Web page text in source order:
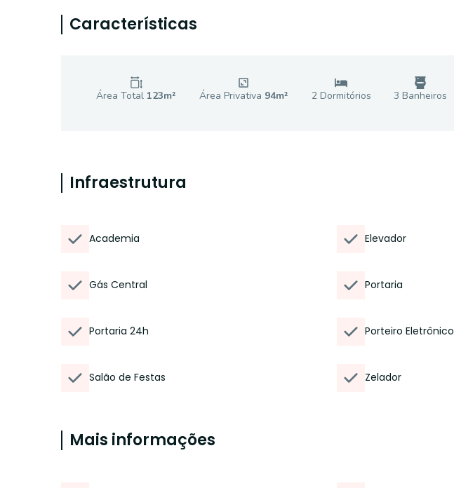
Características
Área Total 123m² Área Privativa 94m² 2Dormitórios 3 Banheiros
Infraestrutura
Academia Elevador
Gás Central Portaria
Portaria 24h Porteiro Eletrônico
Salão de Festas Zelador
Mais informações